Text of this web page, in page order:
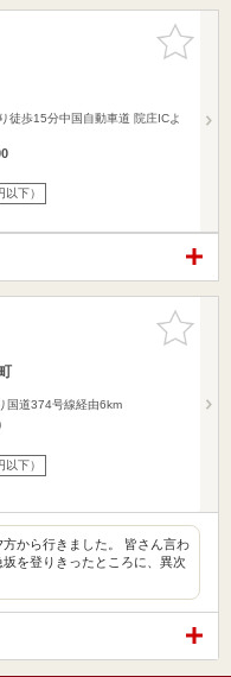
お気に入
りに追加
徒歩15分中国自動車道 院庄ICよ
下）
お気に入
りに追加
国道374号線経由6km
下）
から行きました。 皆さん言わ
を登りきったところに、異次